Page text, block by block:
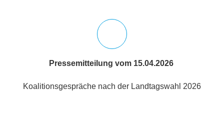
Pressemitteilung vom 15.04.2026
Koalitionsgespräche nach der Landtagswahl 2026